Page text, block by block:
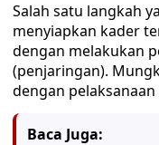
Salah satu langkah
menyiapkan kader
dengan melakukan
(penjaringan).
dengan pelaksanaan
Baca Juga: